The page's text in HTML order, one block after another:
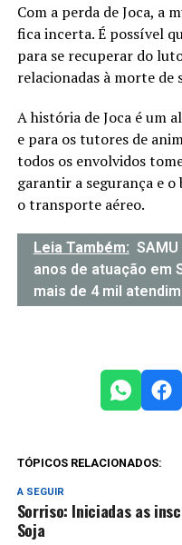
Com a perda de Joca, a
fica incerta. É possível
para se recuperar do
relacionadas à morte de
A história de Joca é um
e para os tutores de
todos os envolvidos
garantir a segurança e
o transporte aéreo.
Leia Também:
anos de atuação em
mais de 4 mil
TÓPICOS RELACIONADOS:
A SEGUIR
Sorriso: Iniciadas as
Soja